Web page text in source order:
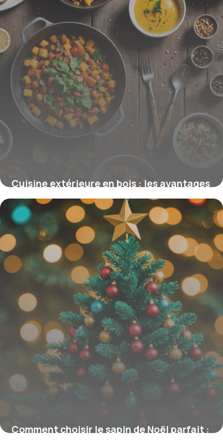
Cuisine extérieure en bois : les avantages
pour un espace de vie naturel
15 juin 2026
Comment choisir le sapin de Noël parfait :